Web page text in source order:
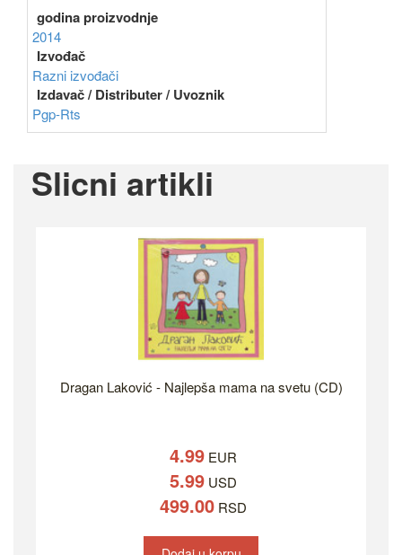
godina proizvodnje
2014
Izvođač
Razni izvođači
Izdavač / Distributer / Uvoznik
Pgp-Rts
Slicni artikli
Dragan Laković - Najlepša mama na svetu (CD)
4.99 EUR
5.99 USD
499.00 RSD